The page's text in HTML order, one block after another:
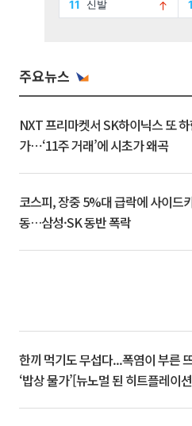
주요뉴스
NXT 프리마켓서 SK하이닉스 또
가⋯‘11주 거래’에 시초가 왜곡
코스피, 장중 5%대 급락에 사이드
동…삼성·SK 동반 폭락
한끼 먹기도 무섭다...폭염이 부른
‘밥상 물가’[뉴노멀 된 히트플레이